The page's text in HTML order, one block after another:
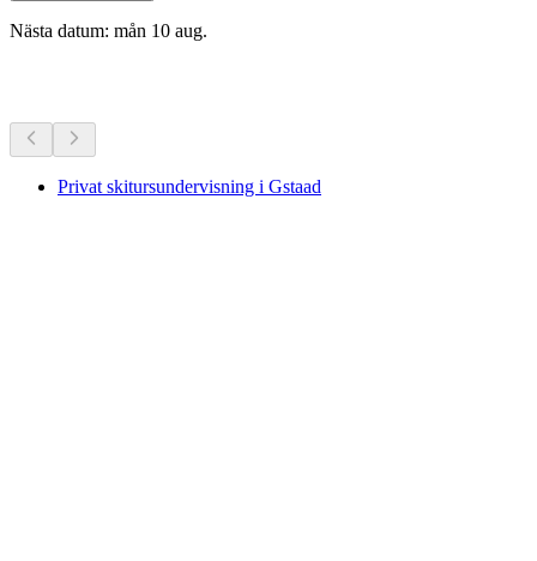
Nästa datum: mån 10 aug.
Privat skitursundervisning i Gstaad